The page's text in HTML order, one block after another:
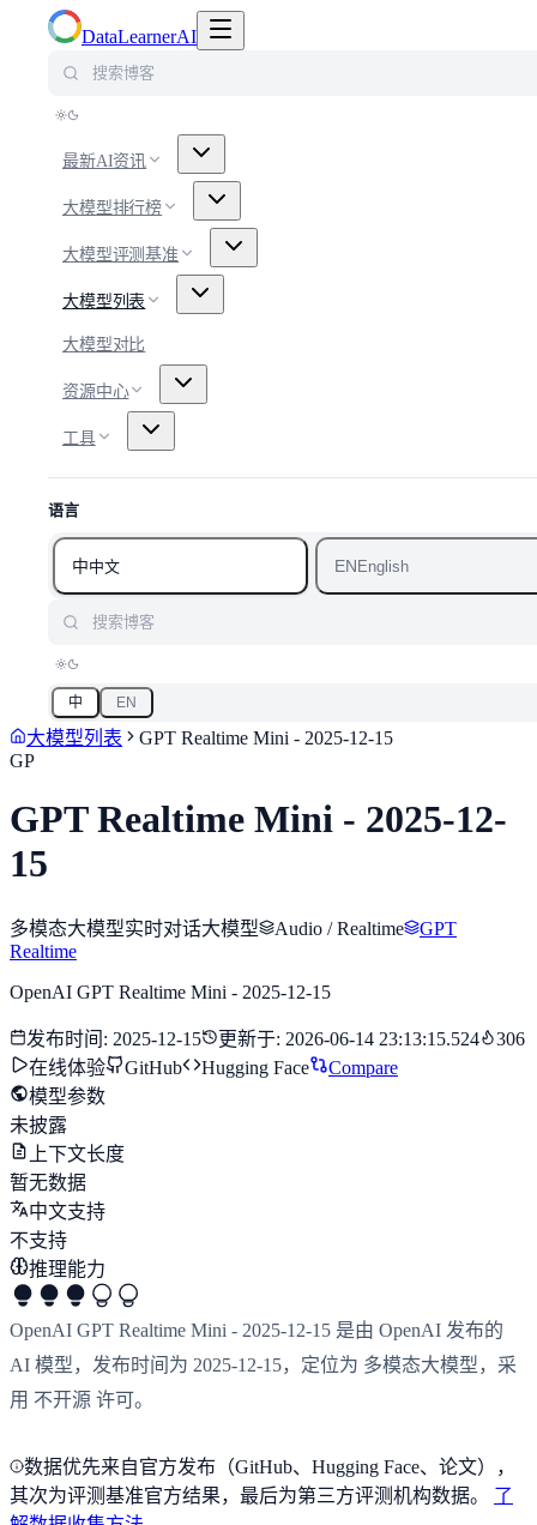
DataLearnerAI
最新AI资讯
大模型排行榜
大模型评测基准
大模型列表
大模型对比
资源中心
工具
语言
中中文 ENEnglish
中 EN
大模型列表
GPT Realtime Mini - 2025-12-15
GP
GPT Realtime Mini - 2025-12-
15
多模态大模型实时对话大模型 Audio / Realtime
GPT
Realtime
OpenAI GPT Realtime Mini - 2025-12-15
发布时间 : 2025-12-15 更新于: 2026-06-14 23:13:15.524
306
在线体验
GitHub Hugging Face
Compare
模型参数
未披露
上下文长度
暂无数据
中文支持
不支持
推理能力
OpenAI GPT Realtime Mini - 2025-12-15 是由 OpenAI 发布的
AI 模型，发布时间为 2025-12-15，定位为 多模态大模型，采
用 不开源 许可。
数据优先来自官方发布（GitHub、Hugging Face、论文），
其次为评测基准官方结果，最后为第三方评测机构数据。
了